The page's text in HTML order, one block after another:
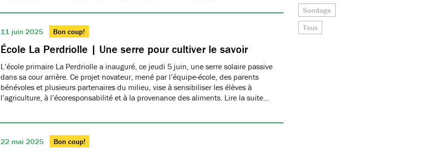
11 juin 2025 Bon coup!
École La Perdriolle | Une serre pour cultiver le savoir
L’école primaire La Perdriolle a inauguré, ce jeudi 5 juin, une serre solaire passive
dans sa cour arrière. Ce projet novateur, mené par l’équipe-école, des parents
bénévoles et plusieurs partenaires du milieu, vise à sensibiliser les élèves à
l’agriculture, à l’écoresponsabilité et à la provenance des aliments. Lire la suite…
22 mai 2025 Bon coup!
Sondage
Tous